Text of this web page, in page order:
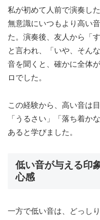
私が初めて人前で演奏し
無意識にいつもより高い
た。演奏後、友人から「
と言われ、「いや、そん
音を聞くと、確かに全体
ロでした。
この経験から、高い音は
「うるさい」「落ち着か
あると学びました。
低い音が与える印
心感
一方で低い音は、どっし